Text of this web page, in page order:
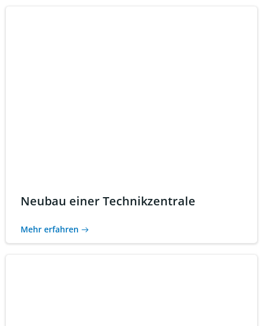
Neubau einer Technikzentrale
Mehr erfahren